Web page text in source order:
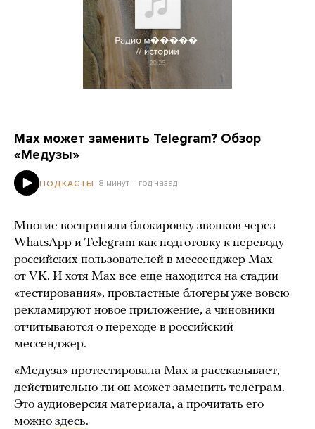
Max может заменить Telegram? Обзор
«Медузы»
ПОДКАСТЫ 8 минут год назад
Многие восприняли блокировку звонков через
WhatsApp и Telegram как подготовку к переводу
российских пользователей в мессенджер Max
от VK. И хотя Max все еще находится на стадии
«тестирования», провластные блогеры уже вовсю
рекламируют новое приложение, а чиновники
отчитываются о переходе в российский
мессенджер.
«Медуза» протестировала Max и рассказывает,
действительно ли он может заменить телеграм.
Это аудиоверсия материала, а прочитать его
можно здесь.